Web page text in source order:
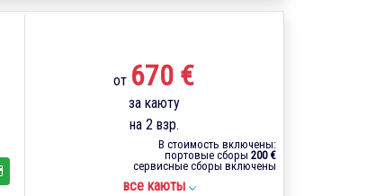
от 670 €
за каюту
на 2 взр.
В стоимость включены:
портовые сборы 200 €
сервисные сборы включены
все каюты